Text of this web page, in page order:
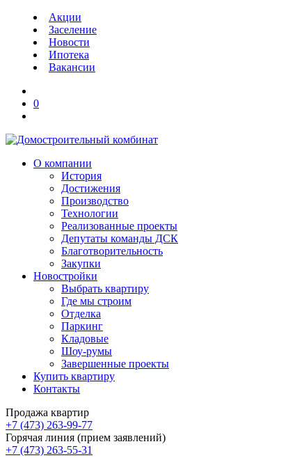
Акции
Заселение
Новости
Ипотека
Вакансии
0
О компании
История
Достижения
Производство
Технологии
Реализованные проекты
Депутаты команды ДСК
Благотворительность
Закупки
Новостройки
Выбрать квартиру
Где мы строим
Отделка
Паркинг
Кладовые
Шоу-румы
Завершенные проекты
Купить квартиру
Контакты
Продажа квартир
+7 (473) 263-99-77
Горячая линия (прием заявлений)
+7 (473) 263-55-31